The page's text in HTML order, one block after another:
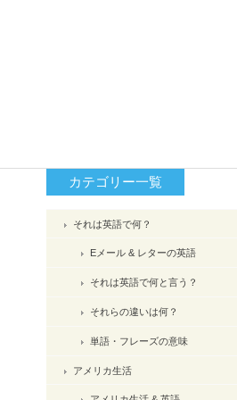
カテゴリー一覧
それは英語で何？
Eメール & レターの英語
それは英語で何と言う？
それらの違いは何？
単語・フレーズの意味
アメリカ生活